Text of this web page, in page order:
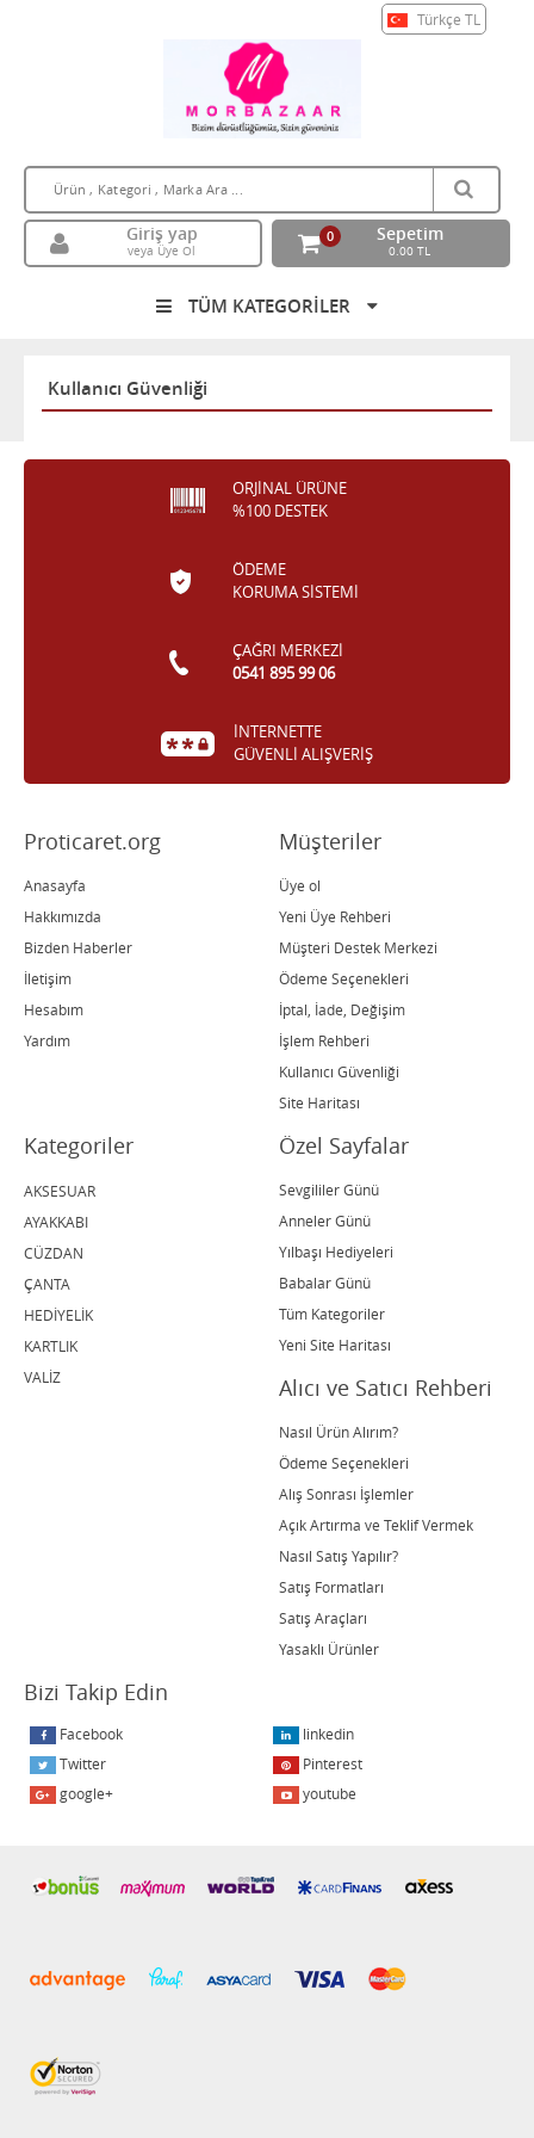
Türkçe TL
Giriş yap
veya Üye Ol
0 Sepetim
0.00 TL
TÜM KATEGORİLER
Kullanıcı Güvenliği
ORJİNAL ÜRÜNE
%100 DESTEK
ÖDEME
KORUMA SİSTEMİ
ÇAĞRI MERKEZİ
0541 895 99 06
İNTERNETTE
GÜVENLİ ALIŞVERİŞ
Proticaret.org
Anasayfa
Hakkımızda
Bizden Haberler
İletişim
Hesabım
Yardım
Müşteriler
Üye ol
Yeni Üye Rehberi
Müşteri Destek Merkezi
Ödeme Seçenekleri
İptal, İade, Değişim
İşlem Rehberi
Kullanıcı Güvenliği
Site Haritası
Kategoriler
AKSESUAR
AYAKKABI
CÜZDAN
ÇANTA
HEDİYELİK
KARTLIK
VALİZ
Özel Sayfalar
Sevgililer Günü
Anneler Günü
Yılbaşı Hediyeleri
Babalar Günü
Tüm Kategoriler
Yeni Site Haritası
Alıcı ve Satıcı Rehberi
Nasıl Ürün Alırım?
Ödeme Seçenekleri
Alış Sonrası İşlemler
Açık Artırma ve Teklif Vermek
Nasıl Satış Yapılır?
Satış Formatları
Satış Araçları
Yasaklı Ürünler
Bizi Takip Edin
Facebook
linkedin
Twitter
Pinterest
google+
youtube